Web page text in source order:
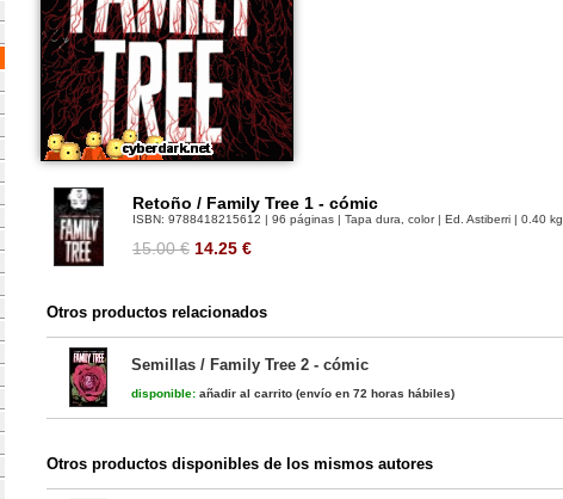
Retoño / Family Tree 1 - cómic
ISBN: 9788418215612 | 96 páginas | Tapa dura, color | Ed. Astiberri | 0.40 kg
15.00 € 14.25 €
Otros productos relacionados
Semillas / Family Tree 2 - cómic
disponible: añadir al carrito (envío en 72 horas hábiles)
Otros productos disponibles de los mismos autores